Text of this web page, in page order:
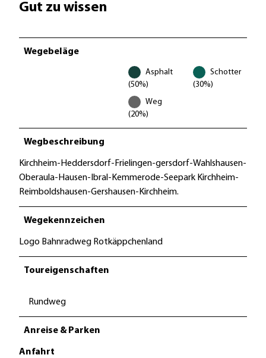
Gut zu wissen
Wegebeläge
Asphalt
(50%)
Schotter
(30%)
Weg
(20%)
Wegbeschreibung
Kirchheim-Heddersdorf-Frielingen-gersdorf-Wahlshausen-
Oberaula-Hausen-Ibral-Kemmerode-Seepark Kirchheim-
Reimboldshausen-Gershausen-Kirchheim.
Wegekennzeichen
Logo Bahnradweg Rotkäppchenland
Toureigenschaften
Rundweg
Anreise & Parken
Anfahrt